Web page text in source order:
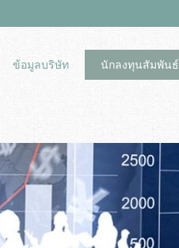
ข้อมูลบริษัท นักลงทุนสัมพันธ์